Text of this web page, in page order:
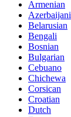
Armenian
Azerbaijani
Belarusian
Bengali
Bosnian
Bulgarian
Cebuano
Chichewa
Corsican
Croatian
Dutch